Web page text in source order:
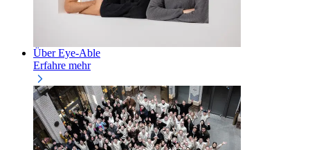
Über Eye-Able
Erfahre mehr